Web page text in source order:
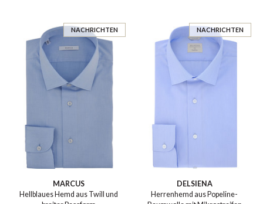
NACHRICHTEN
MARCUS
Hellblaues Hemd aus Twill und
NACHRICHTEN
DELSIENA
Herrenhemd aus Popeline-